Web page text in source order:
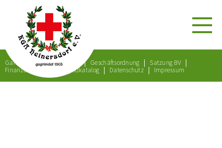
Gartenordnung Satzung Geschäftsordnung
Satzung BV
Finanzordnung
Bußgeldkatalog Datenschutz Impressum